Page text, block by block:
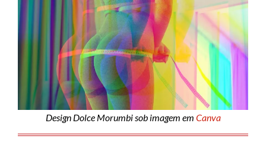
Design Dolce Morumbi sob imagem em Canva